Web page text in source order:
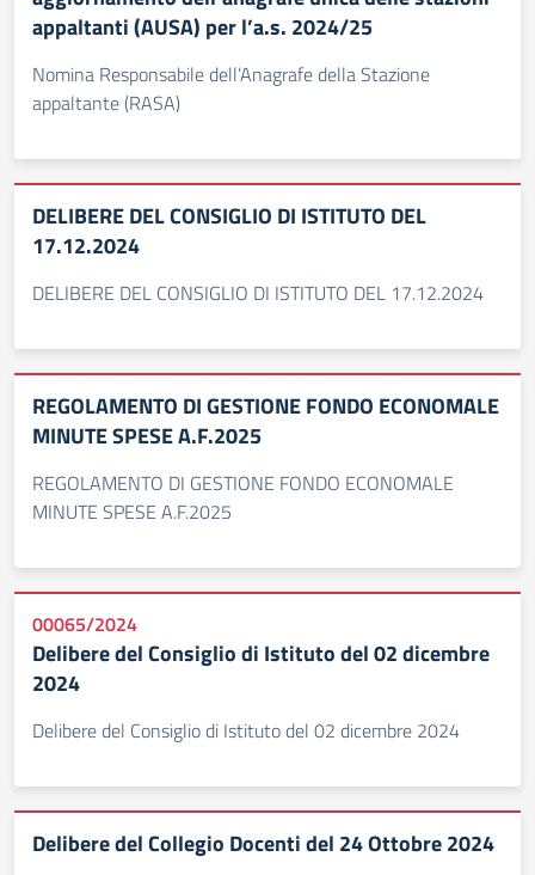
appaltanti (AUSA) per l’a.s. 2024/25
Nomina Responsabile dell’Anagrafe della Stazione
appaltante (RASA)
DELIBERE DEL CONSIGLIO DI ISTITUTO DEL
17.12.2024
DELIBERE DEL CONSIGLIO DI ISTITUTO DEL 17.12.2024
REGOLAMENTO DI GESTIONE FONDO ECONOMALE
MINUTE SPESE A.F.2025
REGOLAMENTO DI GESTIONE FONDO ECONOMALE
MINUTE SPESE A.F.2025
00065/2024
Delibere del Consiglio di Istituto del 02 dicembre
2024
Delibere del Consiglio di Istituto del 02 dicembre 2024
Delibere del Collegio Docenti del 24 Ottobre 2024